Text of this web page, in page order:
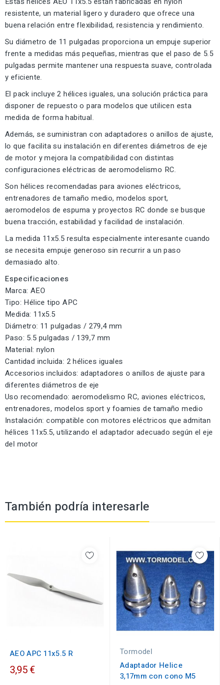
resistente, un material ligero y duradero que ofrece una
buena relación entre flexibilidad, resistencia y rendimiento.
Su diámetro de 11 pulgadas proporciona un empuje superior
frente a medidas más pequeñas, mientras que el paso de 5.5
pulgadas permite mantener una respuesta suave, controlada
y eficiente.
El pack incluye 2 hélices iguales, una solución práctica para
disponer de repuesto o para modelos que utilicen esta
medida de forma habitual.
Además, se suministran con adaptadores o anillos de ajuste,
lo que facilita su instalación en diferentes diámetros de eje
de motor y mejora la compatibilidad con distintas
configuraciones eléctricas de aeromodelismo RC.
Son hélices recomendadas para aviones eléctricos,
entrenadores de tamaño medio, modelos sport,
aeromodelos de espuma y proyectos RC donde se busque
buena tracción, estabilidad y facilidad de instalación.
La medida 11x5.5 resulta especialmente interesante cuando
se necesita empuje generoso sin recurrir a un paso
demasiado alto.
Especificaciones
Marca: AEO
Tipo: Hélice tipo APC
Medida: 11x5.5
Diámetro: 11 pulgadas / 279,4 mm
Paso: 5.5 pulgadas / 139,7 mm
Material: nylon
Cantidad incluida: 2 hélices iguales
Accesorios incluidos: adaptadores o anillos de ajuste para
diferentes diámetros de eje
Uso recomendado: aeromodelismo RC, aviones eléctricos,
entrenadores, modelos sport y foamies de tamaño medio
Instalación: compatible con motores eléctricos que admitan
hélices 11x5.5, utilizando el adaptador adecuado según el eje
del motor
También podría interesarle
AEO APC 11x5.5 R
3,95 €
Tormodel
Adaptador Helice
3,17mm con cono M5